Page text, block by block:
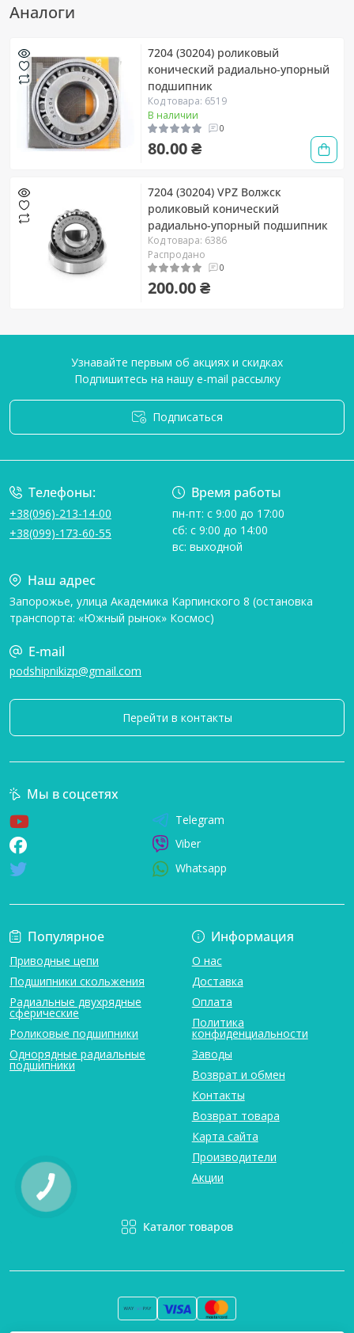
Аналоги
7204 (30204) роликовый
конический радиально-упорный
подшипник
Код товара: 6519
В наличии
0
80.00 ₴
7204 (30204) VPZ Волжск
роликовый конический
радиально-упорный подшипник
Код товара: 6386
Распродано
0
200.00 ₴
Узнавайте первым об акциях и скидках
Подпишитесь на нашу e-mail рассылку
Подписаться
Телефоны:
+38(096)-213-14-00
+38(099)-173-60-55
Время работы
пн-пт: с 9:00 до 17:00
сб: с 9:00 до 14:00
вс: выходной
Наш адрес
Запорожье, улица Академика Карпинского 8 (остановка
транспорта: «Южный рынок» Космос)
E-mail
podshipnikizp@gmail.com
Перейти в контакты
Популярное
Приводные цепи
Подшипники скольжения
Радиальные двухрядные
сферические
Роликовые подшипники
Однорядные радиальные
подшипники
Информация
О нас
Доставка
Оплата
Политика
конфиденциальности
Заводы
Возврат и обмен
Контакты
Возврат товара
Карта сайта
Производители
Акции
Каталог товаров
Мы в соцсетях
Telegram
Viber
Whatsapp